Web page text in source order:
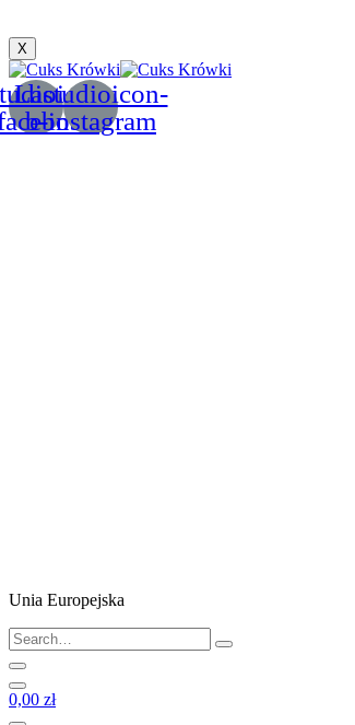
X
Lastudioicon-
b-instagram
Unia Europejska
0,00 zł